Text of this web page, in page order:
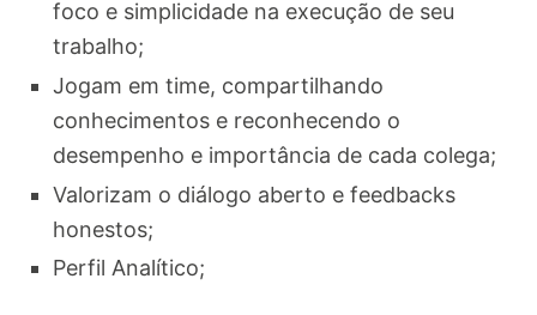
foco e simplicidade na execução de seu
trabalho;
Jogam em time, compartilhando
conhecimentos e reconhecendo o
desempenho e importância de cada colega;
Valorizam o diálogo aberto e feedbacks
honestos;
Perfil Analítico;